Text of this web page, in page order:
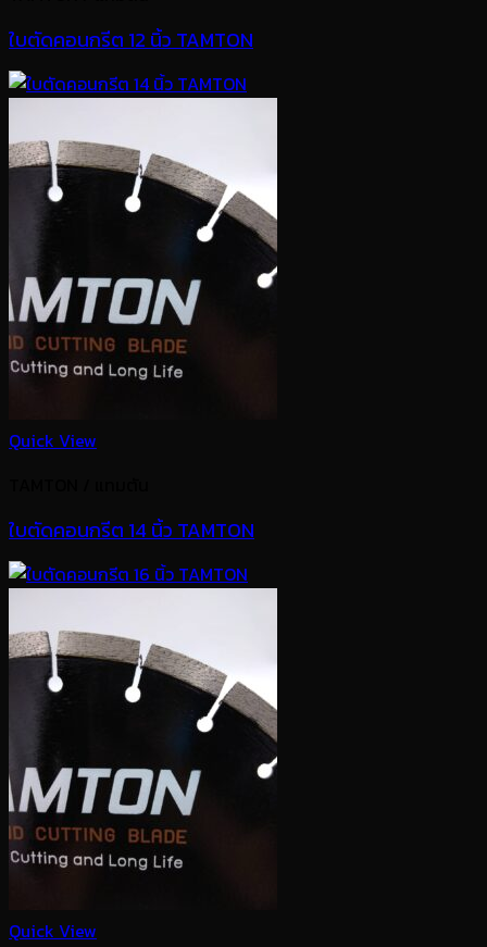
ใบตัดคอนกรีต 12 นิ้ว TAMTON
Quick View
ใบตัดคอนกรีต 14 นิ้ว TAMTON
Quick View